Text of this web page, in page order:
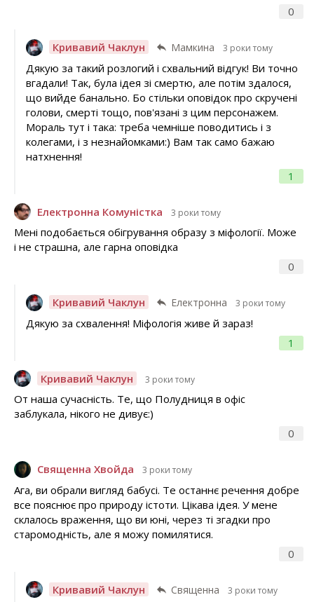
0
Кривавий Чаклун Мамкина 3 роки тому
1
Дякую за такий розлогий і схвальний відгук! Ви точно
вгадали! Так, була ідея зі смертю, але потім здалося,
що вийде банально. Бо стільки оповідок про скручені
голови, смерті тощо, пов'язані з цим персонажем.
Мораль тут і така: треба чемніше поводитись і з
колегами, і з незнайомками:) Вам так само бажаю
натхнення!
Електронна Комуністка 3 роки тому
0
Мені подобається обігрування образу з міфології. Може
і не страшна, але гарна оповідка
Кривавий Чаклун Електронна 3 роки тому
1
Дякую за схвалення! Міфологія живе й зараз!
Кривавий Чаклун 3 роки тому
0
От наша сучасність. Те, що Полудниця в офіс
заблукала, нікого не дивує:)
Священна Хвойда 3 роки тому
0
Ага, ви обрали вигляд бабусі. Те останнє речення добре
все пояснює про природу істоти. Цікава ідея. У мене
склалось враження, що ви юні, через ті згадки про
старомодність, але я можу помилятися.
Кривавий Чаклун Священна 3 роки тому